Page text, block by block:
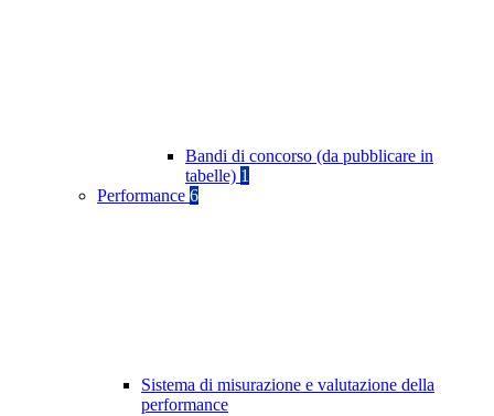
Bandi di concorso (da pubblicare in
tabelle) 1
Performance 6
Sistema di misurazione e valutazione della
performance